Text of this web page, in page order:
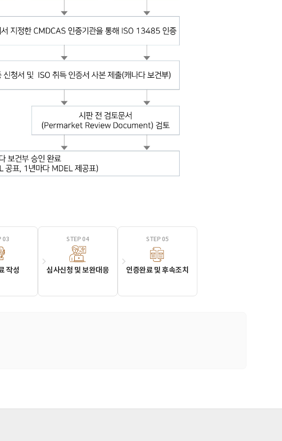
03
작성
STEP 04
심사신청 및 보완대응
STEP 05
인증완료 및 후속조치